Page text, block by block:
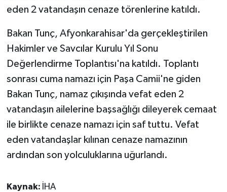
eden 2 vatandaşın cenaze törenlerine katıldı.
Bakan Tunç, Afyonkarahisar'da gerçekleştirilen
Hakimler ve Savcılar Kurulu Yıl Sonu
Değerlendirme Toplantısı'na katıldı. Toplantı
sonrası cuma namazı için Paşa Camii'ne giden
Bakan Tunç, namaz çıkışında vefat eden 2
vatandaşın ailelerine başsağlığı dileyerek cemaat
ile birlikte cenaze namazı için saf tuttu. Vefat
eden vatandaşlar kılınan cenaze namazının
ardından son yolculuklarına uğurlandı.
Kaynak: İHA